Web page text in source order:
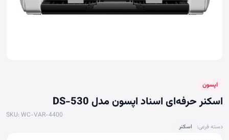
اپسون
اسکنر حرفه‌ای اسناد اپسون مدل DS-530
SKU: WC-VAR-4400
دسته فرعی: اسکنر